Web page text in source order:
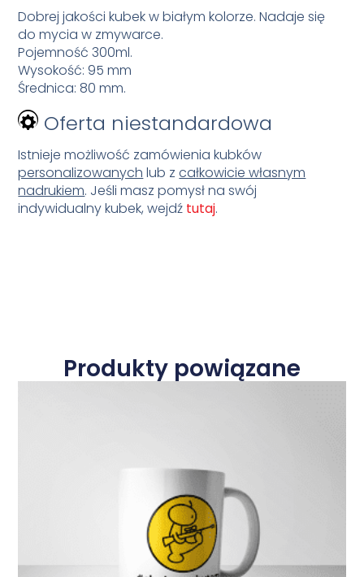
Dobrej jakości kubek w białym kolorze. Nadaje się
do mycia w zmywarce.
Pojemność 300ml.
Wysokość: 95 mm
Średnica: 80 mm.
Oferta niestandardowa
Istnieje możliwość zamówienia kubków
personalizowanych lub zcałkowicie własnym
nadrukiem. Jeśli masz pomysł na swój
indywidualny kubek, wejdź tutaj.
Produkty powiązane